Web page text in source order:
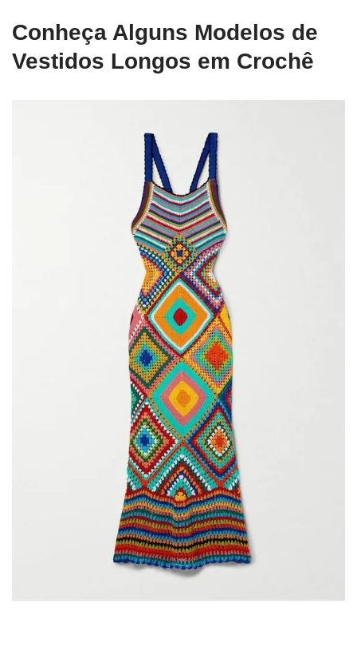
Conheça Alguns Modelos de
Vestidos Longos em Crochê